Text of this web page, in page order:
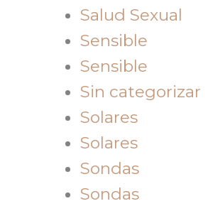
Salud Sexual
Sensible
Sensible
Sin categorizar
Solares
Solares
Sondas
Sondas